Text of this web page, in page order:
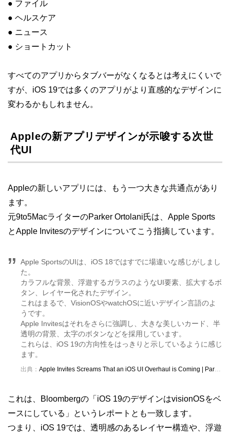
● ファイル
● ヘルスケア
● ニュース
● ショートカット
すべてのアプリからタブバーがなくなるとは考えにくいで
すが、iOS 19では多くのアプリがより直感的なデザインに
変わるかもしれません。
Appleの新アプリデザインが示唆する次世
代UI
Appleの新しいアプリには、もう一つ大きな共通点があり
ます。
元9to5MacライターのParker Ortolani氏は、Apple Sports
とApple Invitesのデザインについてこう指摘しています。
Apple SportsのUIは、iOS 18ではすでに場違いな感じがしまし
た。
カラフルな背景、浮遊するガラスのようなUI要素、拡大するボ
タン、レイヤー化されたデザイン。
これはまるで、VisionOSやwatchOSに近いデザイン言語のよ
うです。
Apple Invitesはそれをさらに強調し、大きな美しいカード、半
透明の背景、太字のボタンなどを採用しています。
これらは、iOS 19の方向性をはっきりと示しているように感じ
ます。
出典： Apple Invites Screams That an iOS UI Overhaul is Coming | Parker Ortolani
これは、Bloombergの「iOS 19のデザインはvisionOSをベ
ースにしている」というレポートとも一致します。
つまり、iOS 19では、透明感のあるレイヤー構造や、浮遊